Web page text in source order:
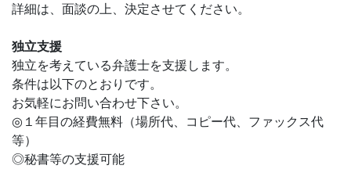
詳細は、面談の上、決定させてください。
独立支援
独立を考えている弁護士を支援します。
条件は以下のとおりです。
お気軽にお問い合わせ下さい。
◎１年目の経費無料（場所代、コピー代、ファックス代
等）
◎秘書等の支援可能